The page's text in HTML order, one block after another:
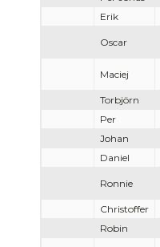
Erik
Oscar
Maciej
Torbjörn
Per
Johan
Daniel
Ronnie
Christoffer
Robin